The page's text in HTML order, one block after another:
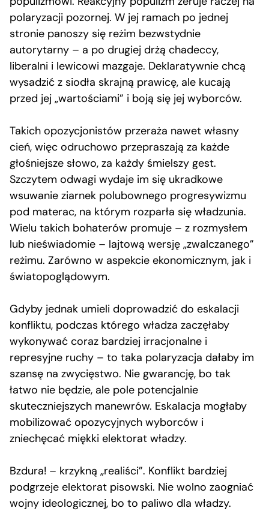
polaryzacji pozornej. W jej ramach po jednej
stronie panoszy się reżim bezwstydnie
autorytarny – a po drugiej drżą chadeccy,
liberalni i lewicowi mazgaje. Deklaratywnie chcą
wysadzić z siodła skrajną prawicę, ale kucają
przed jej „wartościami” i boją się jej wyborców.
Takich opozycjonistów przeraża nawet własny
cień, więc odruchowo przepraszają za każde
głośniejsze słowo, za każdy śmielszy gest.
Szczytem odwagi wydaje im się ukradkowe
wsuwanie ziarnek polubownego progresywizmu
pod materac, na którym rozparła się władzunia.
Wielu takich bohaterów promuje – z rozmysłem
lub nieświadomie – lajtową wersję „zwalczanego”
reżimu. Zarówno w aspekcie ekonomicznym, jak i
światopoglądowym.
Gdyby jednak umieli doprowadzić do eskalacji
konfliktu, podczas którego władza zaczęłaby
wykonywać coraz bardziej irracjonalne i
represyjne ruchy – to taka polaryzacja dałaby im
szansę na zwycięstwo. Nie gwarancję, bo tak
łatwo nie będzie, ale pole potencjalnie
skuteczniejszych manewrów. Eskalacja mogłaby
mobilizować opozycyjnych wyborców i
zniechęcać miękki elektorat władzy.
Bzdura! – krzykną „realiści”. Konflikt bardziej
podgrzeje elektorat pisowski. Nie wolno zaogniać
wojny ideologicznej, bo to paliwo dla władzy.